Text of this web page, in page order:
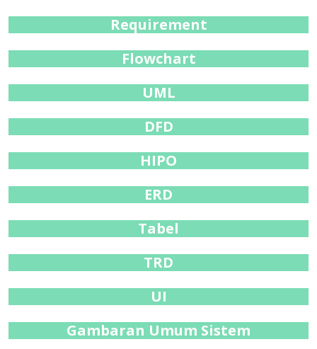
Requirement
Flowchart
UML
DFD
HIPO
ERD
Tabel
TRD
UI
Gambaran Umum Sistem